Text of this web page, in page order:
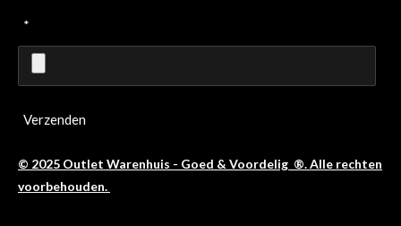
*
Verzenden
© 2025 Outlet Warenhuis - Goed & Voordelig ®. Alle rechten
voorbehouden.